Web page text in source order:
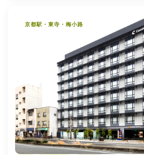
京都駅・東寺・梅小路